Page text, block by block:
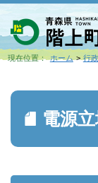
現在位置： ホーム 行
電源